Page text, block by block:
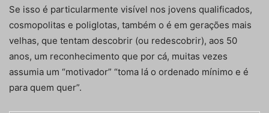
Se isso é particularmente visível nos jovens qualificados,
cosmopolitas e poliglotas, também o é em gerações mais
velhas, que tentam descobrir (ou redescobrir), aos 50
anos, um reconhecimento que por cá, muitas vezes
assumia um “motivador” “toma lá o ordenado mínimo e é
para quem quer”.